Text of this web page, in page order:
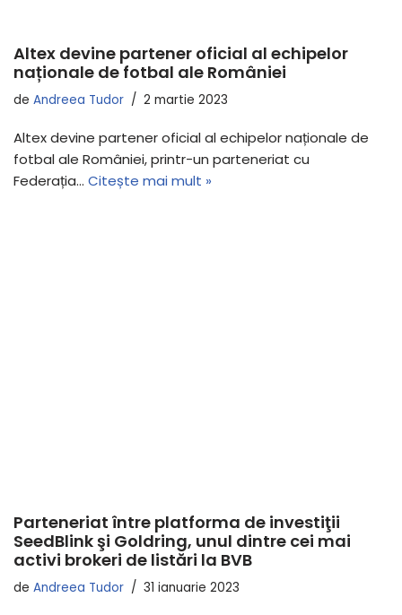
Altex devine partener oficial al echipelor
naționale de fotbal ale României
de Andreea Tudor 2 martie 2023
Altex devine partener oficial al echipelor naționale de
fotbal ale României, printr-un parteneriat cu
Federația… Citește mai mult »
Parteneriat între platforma de investiţii
SeedBlink şi Goldring, unul dintre cei mai
activi brokeri de listări la BVB
de Andreea Tudor 31 ianuarie 2023